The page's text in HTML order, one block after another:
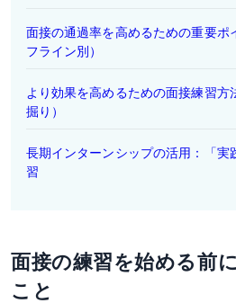
面接の通過率を高めるための重要ポ
フライン別）
より効果を高めるための面接練習方
掘り）
長期インターンシップの活用：「実
習
面接の練習を始める前
こと